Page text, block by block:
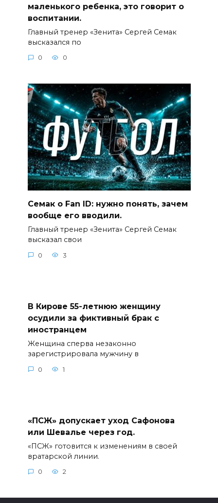
маленького ребенка, это говорит о
воспитании.
Главный тренер «Зенита» Сергей Семак
высказался по
0 0
Семак о Fan ID: нужно понять, зачем
вообще его вводили.
Главный тренер «Зенита» Сергей Семак
высказал свои
0 3
В Кирове 55-летнюю женщину
осудили за фиктивный брак с
иностранцем
Женщина сперва незаконно
зарегистрировала мужчину в
0 1
«ПСЖ» допускает уход Сафонова
или Шевалье через год.
«ПСЖ» готовится к изменениям в своей
вратарской линии.
0 2